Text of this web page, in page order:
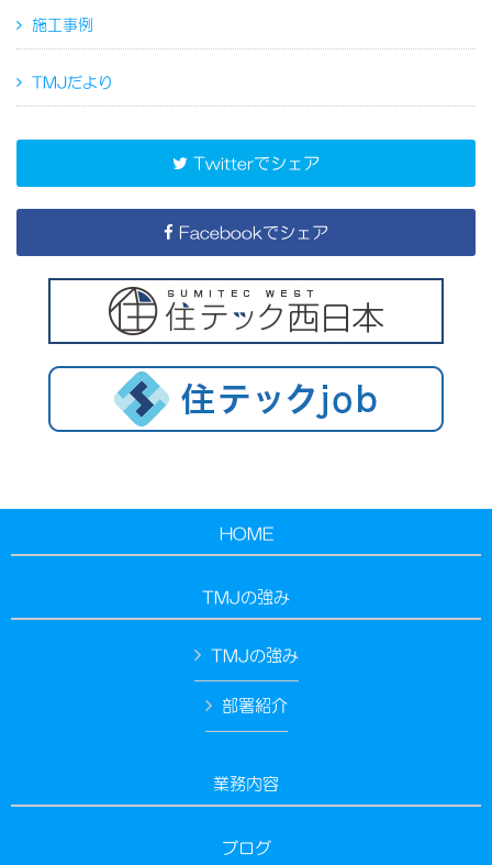
施工事例
TMJだより
Twitterでシェア
Facebookでシェア
HOME
TMJの強み
TMJの強み
部署紹介
業務内容
ブログ